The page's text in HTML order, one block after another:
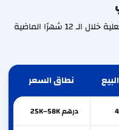
استنادًا إلى معاملات سيارات فولفو الفعلية خلال الـ 12 شهرًا الماضية
نطاق السعر
درهم 25K–58K